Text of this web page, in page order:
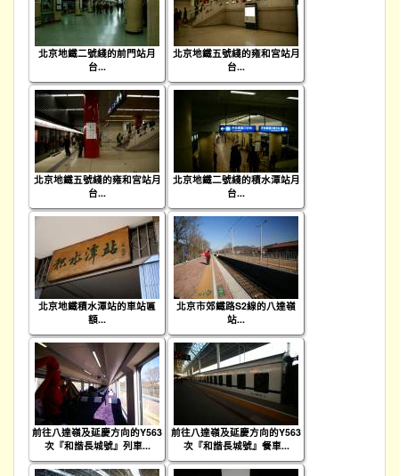
北京地鐵二號綫的前門站月
台...
北京地鐵五號綫的雍和宮站月
台...
北京地鐵五號綫的雍和宮站月
台...
北京地鐵二號綫的積水潭站月
台...
北京地鐵積水潭站的車站匾
額...
北京市郊鐵路S2線的八達嶺
站...
前往八達嶺及延慶方向的Y563
次『和諧長城號』列車...
前往八達嶺及延慶方向的Y563
次『和諧長城號』餐車...